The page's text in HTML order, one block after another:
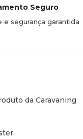
Seguro
e segurança garantida
da Caravaning